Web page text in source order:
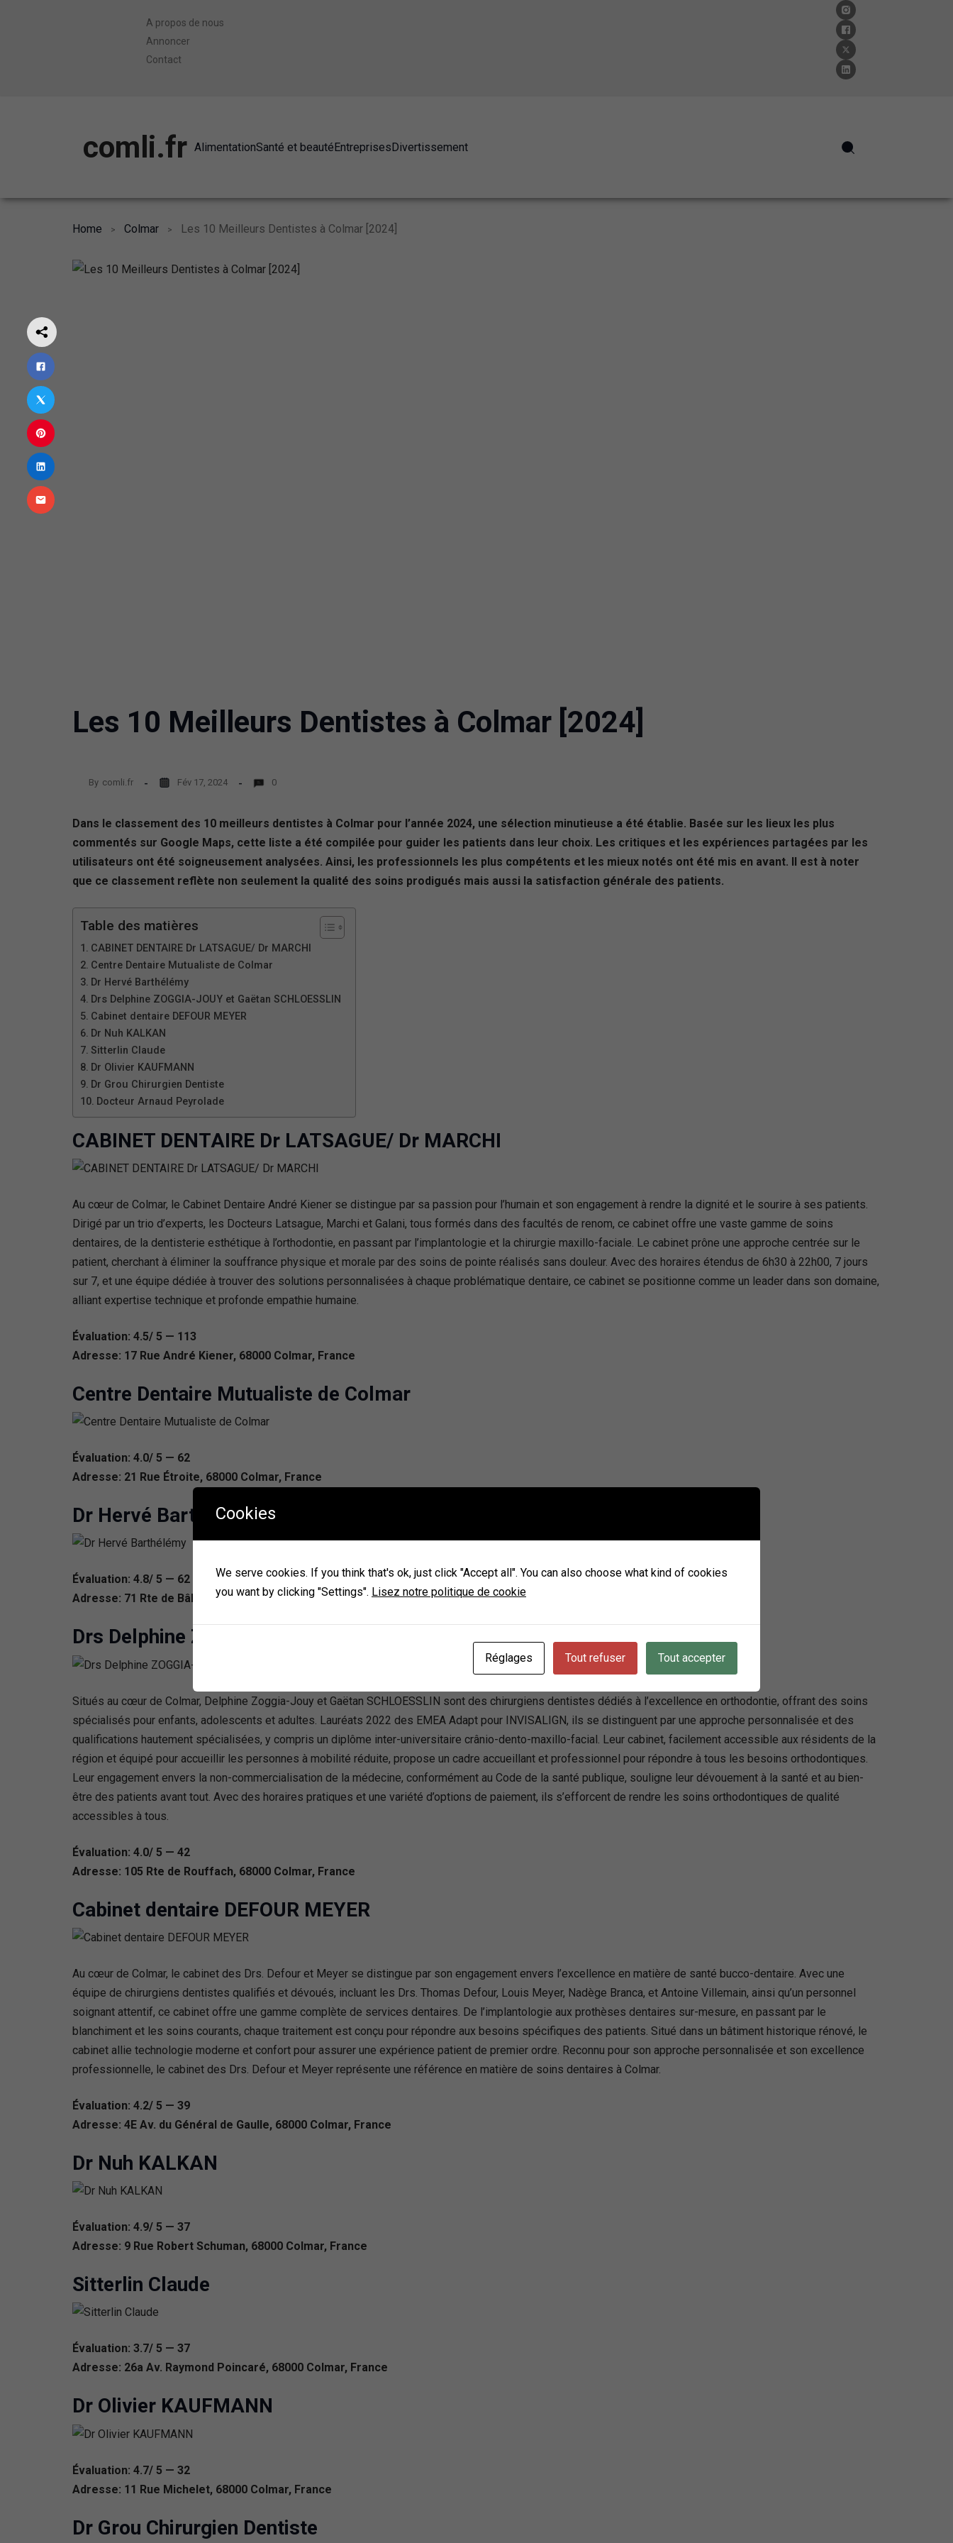
A propos de nous
Annoncer
Contact
comli.fr AlimentationSanté et beautéEntreprisesDivertissement
Home Colmar Les 10 Meilleurs Dentistes à Colmar [2024]
Les 10 Meilleurs Dentistes à Colmar [2024]
By comli.fr Fév 17, 2024 0
Dans le classement des 10 meilleurs dentistes à Colmar pour l’année 2024, une sélection minutieuse a été établie. Basée sur les lieux les plus
commentés sur Google Maps, cette liste a été compilée pour guider les patients dans leur choix. Les critiques et les expériences partagées par les
utilisateurs ont été soigneusement analysées. Ainsi, les professionnels les plus compétents et les mieux notés ont été mis en avant. Il est à noter
que ce classement reflète non seulement la qualité des soins prodigués mais aussi la satisfaction générale des patients.
Table des matières
CABINET DENTAIRE Dr LATSAGUE/ Dr MARCHI
Centre Dentaire Mutualiste de Colmar
Dr Hervé Barthélémy
Drs Delphine ZOGGIA-JOUY et Gaëtan SCHLOESSLIN
Cabinet dentaire DEFOUR MEYER
Dr Nuh KALKAN
Sitterlin Claude
Dr Olivier KAUFMANN
Dr Grou Chirurgien Dentiste
Docteur Arnaud Peyrolade
CABINET DENTAIRE Dr LATSAGUE/ Dr MARCHI
Au cœur de Colmar, le Cabinet Dentaire André Kiener se distingue par sa passion pour l’humain et son engagement à rendre la dignité et le sourire à ses patients.
Dirigé par un trio d’experts, les Docteurs Latsague, Marchi et Galani, tous formés dans des facultés de renom, ce cabinet offre une vaste gamme de soins
dentaires, de la dentisterie esthétique à l’orthodontie, en passant par l’implantologie et la chirurgie maxillo-faciale. Le cabinet prône une approche centrée sur le
patient, cherchant à éliminer la souffrance physique et morale par des soins de pointe réalisés sans douleur. Avec des horaires étendus de 6h30 à 22h00, 7 jours
sur 7, et une équipe dédiée à trouver des solutions personnalisées à chaque problématique dentaire, ce cabinet se positionne comme un leader dans son domaine,
alliant expertise technique et profonde empathie humaine.
Évaluation: 4.5/ 5 — 113
Adresse: 17 Rue André Kiener, 68000 Colmar, France
Centre Dentaire Mutualiste de Colmar
Évaluation: 4.0/ 5 — 62
Adresse: 21 Rue Étroite, 68000 Colmar, France
Dr Hervé Barthélémy
Évaluation: 4.8/ 5 — 62
Adresse: 71 Rte de Bâle, 68000 Colmar, France
Drs Delphine ZOGGIA-JOUY et Gaëtan SCHLOESSLIN
Situés au cœur de Colmar, Delphine Zoggia-Jouy et Gaëtan SCHLOESSLIN sont des chirurgiens dentistes dédiés à l’excellence en orthodontie, offrant des soins
spécialisés pour enfants, adolescents et adultes. Lauréats 2022 des EMEA Adapt pour INVISALIGN, ils se distinguent par une approche personnalisée et des
qualifications hautement spécialisées, y compris un diplôme inter-universitaire crânio-dento-maxillo-facial. Leur cabinet, facilement accessible aux résidents de la
région et équipé pour accueillir les personnes à mobilité réduite, propose un cadre accueillant et professionnel pour répondre à tous les besoins orthodontiques.
Leur engagement envers la non-commercialisation de la médecine, conformément au Code de la santé publique, souligne leur dévouement à la santé et au bien-
être des patients avant tout. Avec des horaires pratiques et une variété d’options de paiement, ils s’efforcent de rendre les soins orthodontiques de qualité
accessibles à tous.
Évaluation: 4.0/ 5 — 42
Adresse: 105 Rte de Rouffach, 68000 Colmar, France
Cabinet dentaire DEFOUR MEYER
Au cœur de Colmar, le cabinet des Drs. Defour et Meyer se distingue par son engagement envers l’excellence en matière de santé bucco-dentaire. Avec une
équipe de chirurgiens dentistes qualifiés et dévoués, incluant les Drs. Thomas Defour, Louis Meyer, Nadège Branca, et Antoine Villemain, ainsi qu’un personnel
soignant attentif, ce cabinet offre une gamme complète de services dentaires. De l’implantologie aux prothèses dentaires sur-mesure, en passant par le
blanchiment et les soins courants, chaque traitement est conçu pour répondre aux besoins spécifiques des patients. Situé dans un bâtiment historique rénové, le
cabinet allie technologie moderne et confort pour assurer une expérience patient de premier ordre. Reconnu pour son approche personnalisée et son excellence
professionnelle, le cabinet des Drs. Defour et Meyer représente une référence en matière de soins dentaires à Colmar.
Évaluation: 4.2/ 5 — 39
Adresse: 4E Av. du Général de Gaulle, 68000 Colmar, France
Dr Nuh KALKAN
Évaluation: 4.9/ 5 — 37
Adresse: 9 Rue Robert Schuman, 68000 Colmar, France
Sitterlin Claude
Évaluation: 3.7/ 5 — 37
Adresse: 26a Av. Raymond Poincaré, 68000 Colmar, France
Dr Olivier KAUFMANN
Évaluation: 4.7/ 5 — 32
Adresse: 11 Rue Michelet, 68000 Colmar, France
Dr Grou Chirurgien Dentiste
Cookies
We serve cookies. If you think that's ok, just click "Accept all". You can also choose what kind of cookies
you want by clicking "Settings". Lisez notre politique de cookie
Réglages Tout refuser Tout accepter